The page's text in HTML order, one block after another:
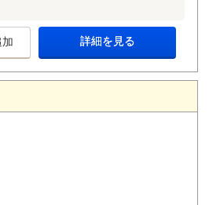
詳細を見る